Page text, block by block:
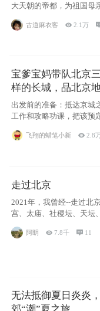
大天朝的帝都，为祖国母
古道麻衣客 2.1万
宝爹宝妈带队北京
样的长城，品北京
古七星夜景！
出发前的准备：抵达京城
工作和攻略功课，把该预
飞翔的蜡笔小新 2.8
走过北京
2021年，我曾经--走过北
宫、太庙、社稷坛、天坛
阿眀 7.8千  11
无法抵御夏日炎炎